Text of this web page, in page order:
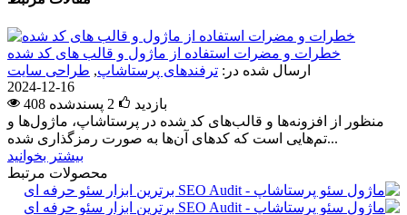
خطرات و مضرات استفاده از ماژول و قالب های کد شده
ارسال شده در: ترفندهای پرستاشاپ, طراحی سایت
2024-12-16
408 بازدید
2 پسندشده
منظور از افزونه‌ها و قالب‌های کد شده در پرستاشاپ، ماژول‌ها و
تم‌هایی است که کدهای آن‌ها به صورت رمزگذاری شده...
بیشتر بخوانید
محصولات مرتبط